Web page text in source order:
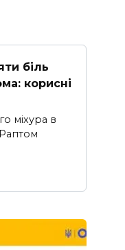
біль
корисні
міхура в